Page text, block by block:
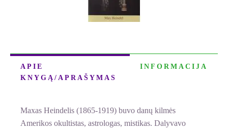
APIE
KNYGĄ/APRAŠYMAS
INFORMACIJA
Maxas Heindelis (1865-1919) buvo danų kilmės
Amerikos okultistas, astrologas, mistikas. Dalyvavo